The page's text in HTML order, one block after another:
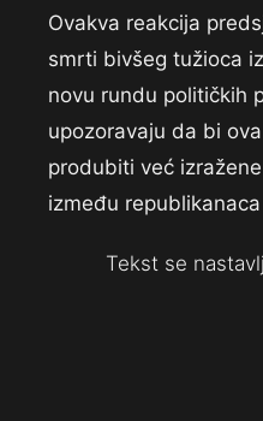
Ovakva reakcija
smrti bivšeg tužioca
novu rundu političkih
upozoravaju da bi
produbiti već
između
Tekst se